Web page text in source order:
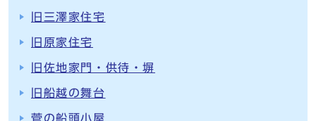
旧三澤家住宅
旧原家住宅
旧佐地家門・供待・塀
旧船越の舞台
菅の船頭小屋